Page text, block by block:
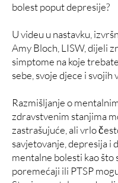
bolest poput depresije?
U videu u nastavku,
Amy Bloch, LISW, dijeli
simptome na koje
sebe, svoje djece i svojih
Razmišljanje o
zdravstvenim stanjima
zastrašujuće, ali vrlo
savjetovanje, depresija i
mentalne bolesti kao što
poremećaji ili PTSP